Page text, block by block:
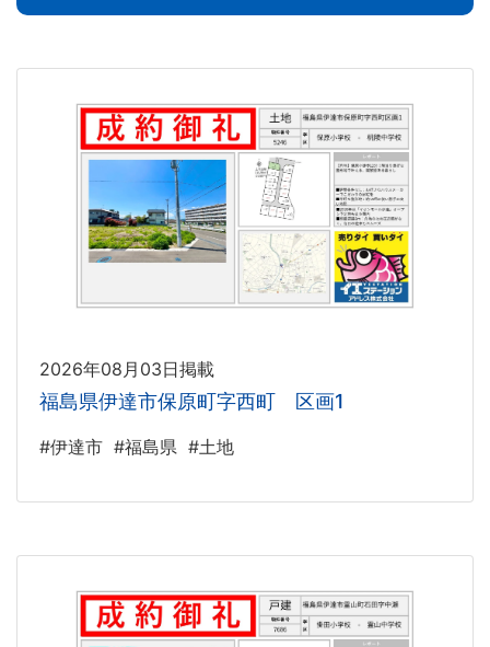
2026年08月03日掲載
福島県伊達市保原町字西町 区画1
#伊達市 #福島県 #土地